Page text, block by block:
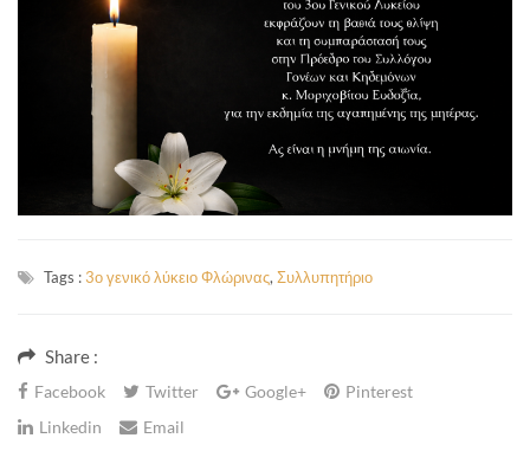
Tags :3ο γενικό λύκειο Φλώρινας, Συλλυπητήριο
Share :
Facebook Twitter Google+
Pinterest
Linkedin
Email